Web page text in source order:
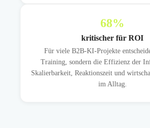
68%
kritischer für ROI
Für viele B2B-KI-Projekte
Training, sondern die Effizienz der
Skalierbarkeit, Reaktionszeit und
im Alltag.